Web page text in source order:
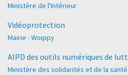
Ministère de l'Intérieur
Vidéoprotection
Mairie - Woippy
AIPD des outils numériques de
Ministère des solidarités et de la santé